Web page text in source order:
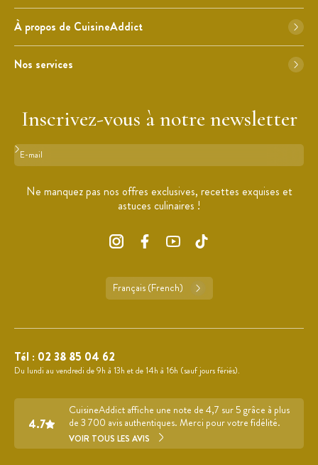
À propos de CuisineAddict
Nos services
Inscrivez-vous à notre newsletter
Format : adresse@email.com
Ne manquez pas nos offres exclusives, recettes exquises et
astuces culinaires !
Français (French)
Tél : 02 38 85 04 62
Du lundi au vendredi de 9h à 13h et de 14h à 16h (sauf jours fériés).
4.7
CuisineAddict affiche une note de 4,7 sur 5 grâce à plus
de 3 700 avis authentiques. Merci pour votre fidélité.
VOIR TOUS LES AVIS